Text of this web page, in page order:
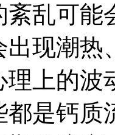
紊乱可
现潮热
上的波
都是钙质